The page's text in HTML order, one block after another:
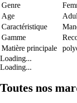
Genre
Age
Caractéristique
Gamme
Matière principale
Loading...
Loading...
Toutes nos